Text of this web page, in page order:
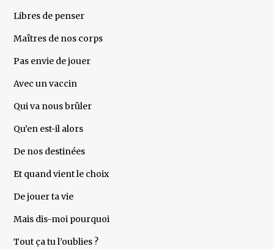
Libres de penser
Maîtres de nos corps
Pas envie de jouer
Avec un vaccin
Qui va nous brûler
Qu’en est-il alors
De nos destinées
Et quand vient le choix
De jouer ta vie
Mais dis-moi pourquoi
Tout ça tu l’oublies ?